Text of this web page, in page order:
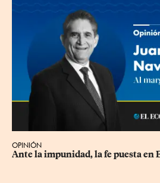
OPINIÓN
Ante la impunidad, la fe puesta en